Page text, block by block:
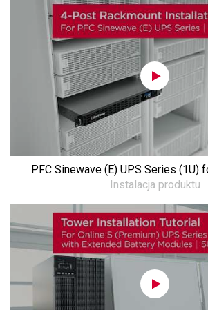
PFC Sinewave (E) UPS Series (1U)
Instalacja produktu